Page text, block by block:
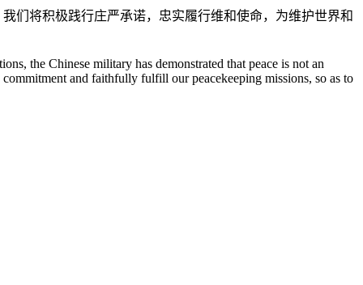
们将积极践行庄严承诺，忠实履行维和使命，为维护世界和
the Chinese military has demonstrated that peace is not an
and faithfully fulfill our peacekeeping missions, so as to